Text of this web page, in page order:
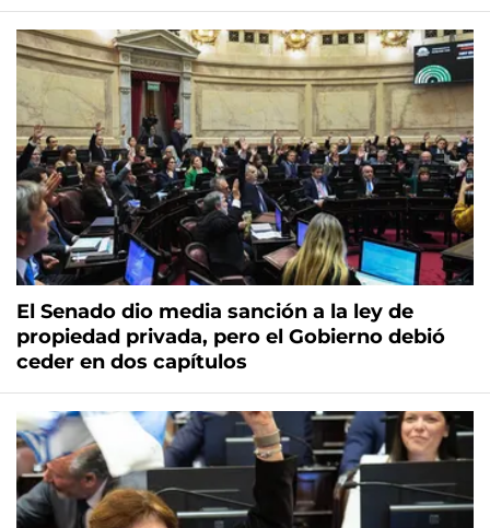
El Senado dio media sanción a la ley de
propiedad privada, pero el Gobierno debió
ceder en dos capítulos